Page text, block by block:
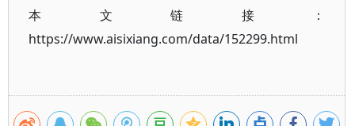
本文链接：
https://www.aisixiang.com/data/152299.html